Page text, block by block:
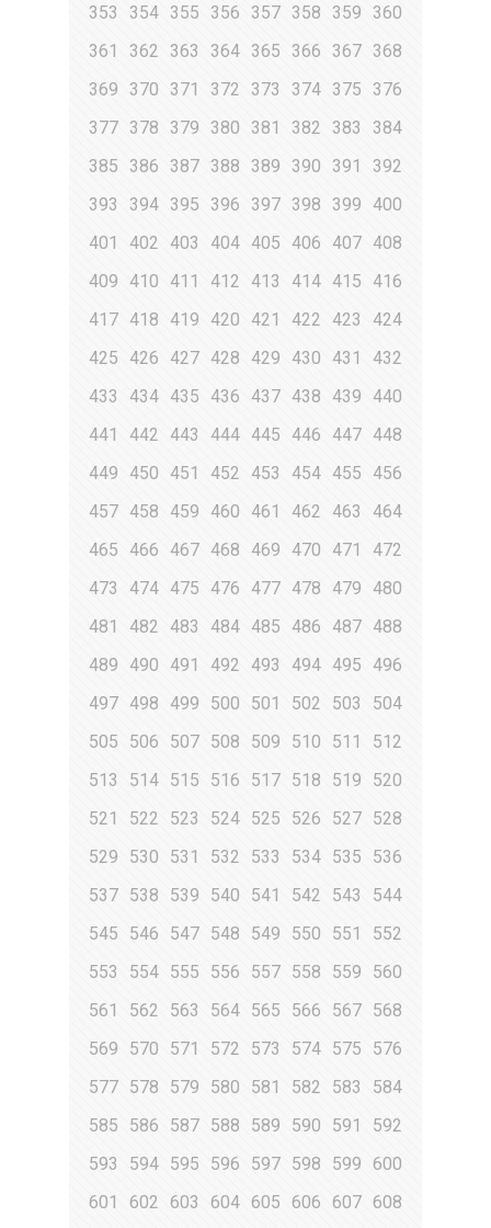
353 354 355 356 357 358 359 360
361
362 363 364 365 366 367 368
369
370 371 372 373 374 375 376
377 378 379 380 381 382 383
384
385
386 387 388 389 390 391
392
393
394 395 396 397 398 399
400
401
402 403 404 405 406 407 408
409
410 411 412 413 414 415
416
417 418 419 420 421 422 423
424
425
426 427 428 429 430 431
432
433
434 435 436 437 438 439
440
441
442 443 444 445 446 447 448
449
450 451 452 453 454 455
456
457 458 459 460 461 462 463
464
465
466 467 468 469 470 471
472
473
474 475 476 477 478 479
480
481
482 483 484 485 486 487 488
489
490 491 492 493 494 495
496
497 498 499 500 501 502 503
504
505
506 507 508 509 510 511
512
513
514 515 516 517 518 519
520
521
522 523 524 525 526 527 528
529
530 531 532 533 534 535
536
537 538 539 540 541 542 543
544
545
546 547 548 549 550 551
552
553
554 555 556 557 558 559
560
561
562 563 564 565 566 567 568
569
570 571 572 573 574 575
576
577 578 579 580 581 582 583
584
585
586 587 588 589 590 591
592
593
594 595 596 597 598 599
600
601
602 603 604 605 606 607 608